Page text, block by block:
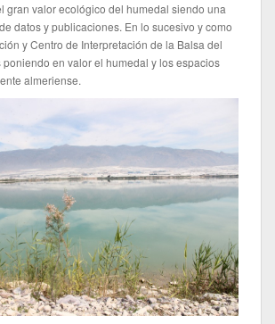
gran valor ecológico del humedal siendo una
datos y publicaciones. En lo sucesivo y como
y Centro de Interpretación de la Balsa del
en valor el humedal y los espacios
almeriense.